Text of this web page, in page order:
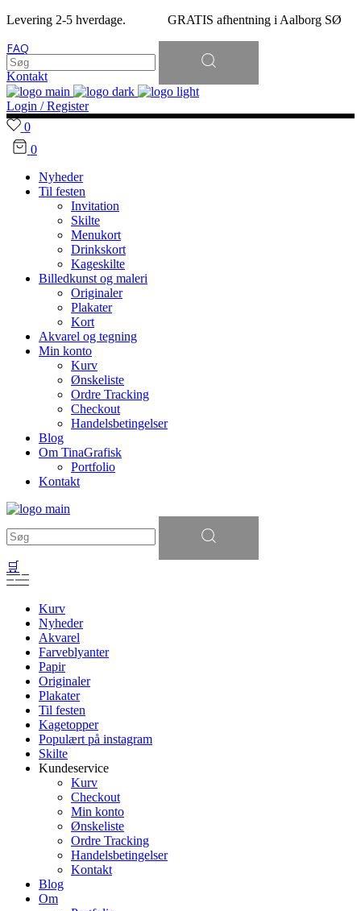
Levering 2-5 hverdage. GRATIS afhentning i Aalborg SØ
FAQ
Kontakt
Søg
efter:
Login / Register
0
0
Nyheder
Til festen
Invitation
Skilte
Menukort
Drinkskort
Kageskilte
Billedkunst og maleri
Originaler
Plakater
Kort
Akvarel og tegning
Min konto
Kurv
Ønskeliste
Ordre Tracking
Checkout
Handelsbetingelser
Blog
Om TinaGrafisk
Portfolio
Kontakt
efter:
🛒
Kurv
Nyheder
Akvarel
Farveblyanter
Papir
Originaler
Plakater
Til festen
Kagetopper
Populært på instagram
Skilte
Kundeservice
Kurv
Checkout
Min konto
Ønskeliste
Ordre Tracking
Handelsbetingelser
Kontakt
Blog
Om